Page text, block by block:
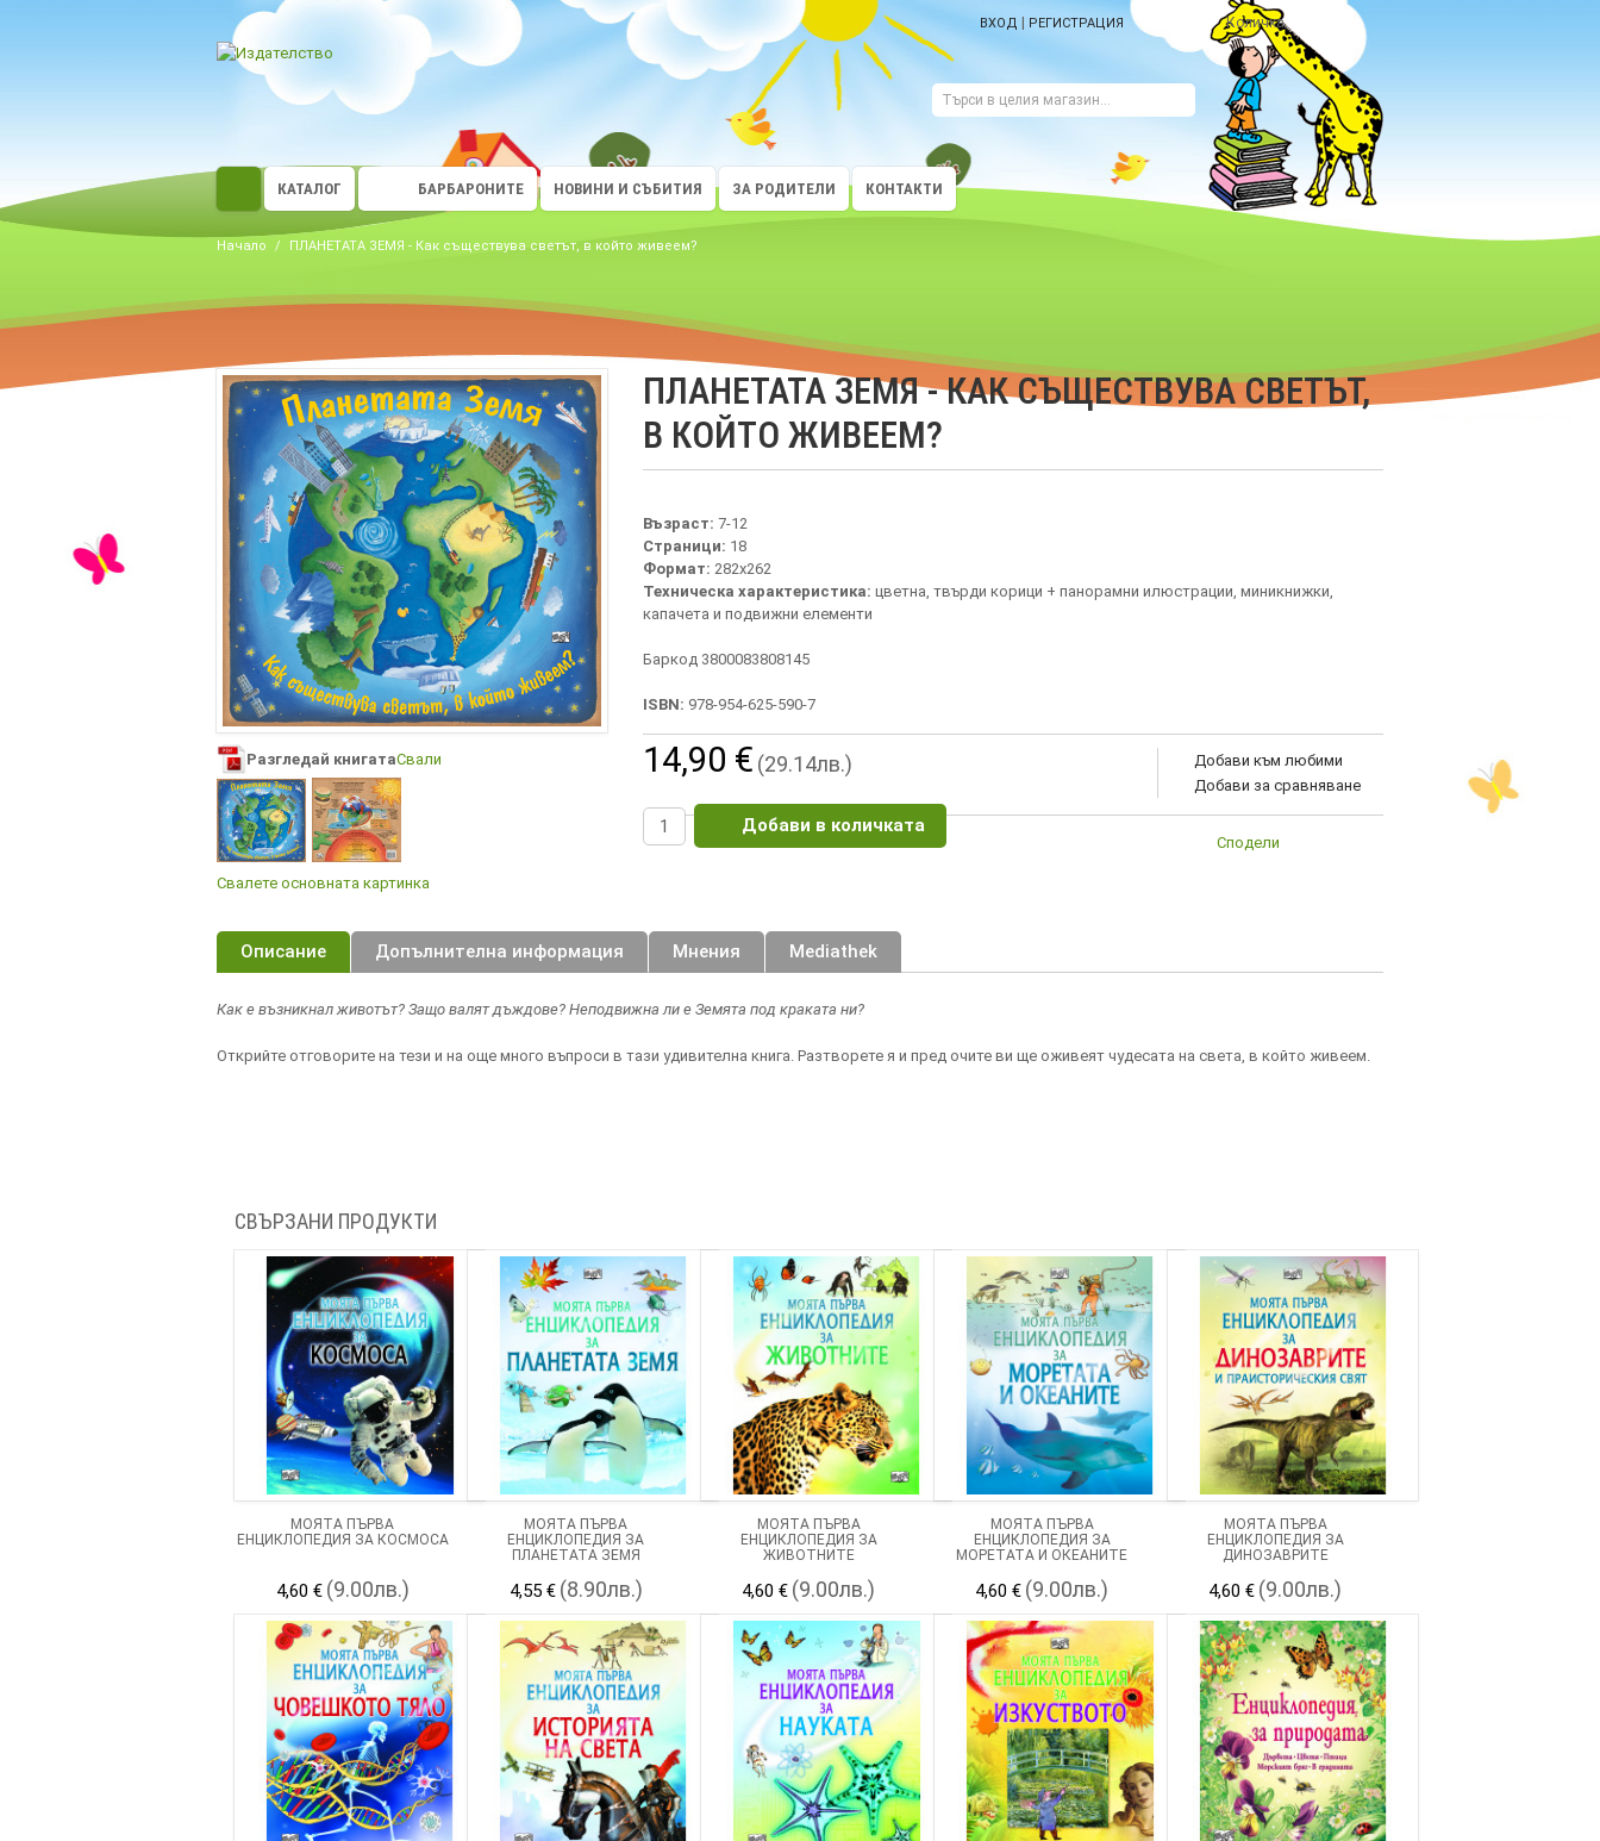
ВХОД | РЕГИСТРАЦИЯ Количка
КАТАЛОГ БАРБАРОНИТЕ НОВИНИ И СЪБИТИЯ ЗА РОДИТЕЛИ КОНТАКТИ
Начало / ПЛАНЕТАТА ЗЕМЯ - Как съществува светът, в който живеем?
ПЛАНЕТАТА ЗЕМЯ - КАК СЪЩЕСТВУВА СВЕТЪТ,
В КОЙТО ЖИВЕЕМ?
Разгледай книгатаСвали
Свалете основната картинка
Възраст: 7-12
Страници: 18
Формат: 282х262
Техническа характеристика: цветна, твърди корици + панорамни илюстрации, миникнижки,
капачета и подвижни елементи
Баркод 3800083808145
ISBN: 978-954-625-590-7
Добави към любими
Добави за сравняване
14,90 € (29.14лв.)
Добави в количката
Сподели
Описание Допълнителна информация Мнения Mediathek
Как е възникнал животът? Защо валят дъждове? Неподвижна ли е Земята под краката ни?
Открийте отговорите на тези и на още много въпроси в тази удивителна книга. Разтворете я и пред очите ви ще оживеят чудесата на света, в който живеем.
СВЪРЗАНИ ПРОДУКТИ
МОЯТА ПЪРВА
ЕНЦИКЛОПЕДИЯ ЗА КОСМОСА
4,60 € (9.00лв.)
МОЯТА ПЪРВА
ЕНЦИКЛОПЕДИЯ ЗА
ПЛАНЕТАТА ЗЕМЯ
4,55 € (8.90лв.)
МОЯТА ПЪРВА
ЕНЦИКЛОПЕДИЯ ЗА
ЖИВОТНИТЕ
4,60 € (9.00лв.)
МОЯТА ПЪРВА
ЕНЦИКЛОПЕДИЯ ЗА
МОРЕТАТА И ОКЕАНИТЕ
4,60 € (9.00лв.)
МОЯТА ПЪРВА
ЕНЦИКЛОПЕДИЯ ЗА
ДИНОЗАВРИТЕ
4,60 € (9.00лв.)